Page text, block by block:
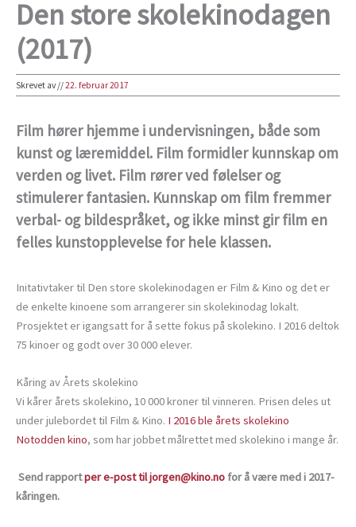
Den store skolekinodagen
(2017)
Skrevet av//22. februar 2017
Film hører hjemme i undervisningen, både som
kunst og læremiddel. Film formidler kunnskap om
verden og livet. Film rører ved følelser og
stimulerer fantasien. Kunnskap om film fremmer
verbal- og bildespråket, og ikke minst gir film en
felles kunstopplevelse for hele klassen.
Initativtaker til Den store skolekinodagen er Film & Kino og det er
de enkelte kinoene som arrangerer sin skolekinodag lokalt.
Prosjektet er igangsatt for å sette fokus på skolekino. I 2016 deltok
75 kinoer og godt over 30 000 elever.
Kåring av Årets skolekino
Vi kårer årets skolekino, 10 000 kroner til vinneren. Prisen deles ut
under julebordet til Film & Kino. I 2016 ble årets skolekino
Notodden kino, som har jobbet målrettet med skolekino i mange år.
Send rapportper e-post til jorgen@kino.no for å være med i 2017-
kåringen.